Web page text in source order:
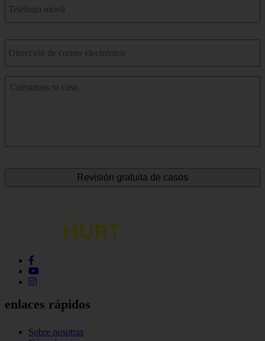
móvil
*
Correo
electrónico
*
Cuéntenos
sobre
enlaces rápidos
Sobre nosotras